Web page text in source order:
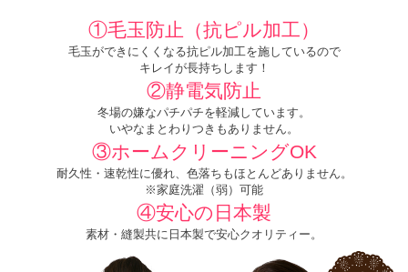
①毛玉防止（抗ピル加工）
毛玉ができにくくなる抗ピル加工を施しているので
キレイが長持ちします！
②静電気防止
冬場の嫌なパチパチを軽減しています。
いやなまとわりつきもありません。
③ホームクリーニングOK
耐久性・速乾性に優れ、色落ちもほとんどありません。
※家庭洗濯（弱）可能
④安心の日本製
素材・縫製共に日本製で安心クオリティー。